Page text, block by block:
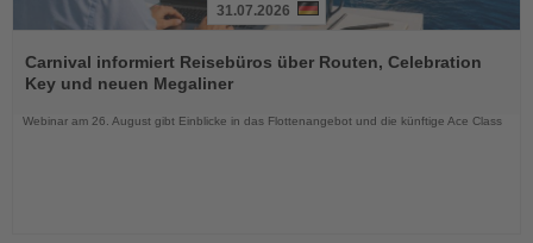
Sie
die
Nachrichten
31.07.2026
Carnival informiert Reisebüros über Routen, Celebration
Key und neuen Megaliner
Webinar am 26. August gibt Einblicke in das Flottenangebot und die künftige Ace Class